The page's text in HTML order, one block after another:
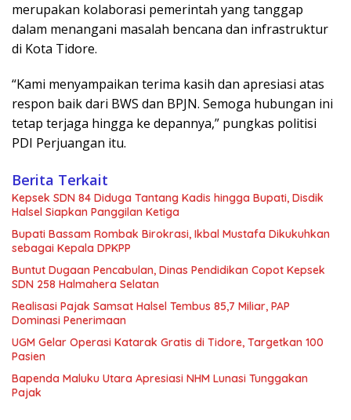
merupakan kolaborasi pemerintah yang tanggap
dalam menangani masalah bencana dan infrastruktur
di Kota Tidore.
“Kami menyampaikan terima kasih dan apresiasi atas
respon baik dari BWS dan BPJN. Semoga hubungan ini
tetap terjaga hingga ke depannya,” pungkas politisi
PDI Perjuangan itu.
Berita Terkait
Kepsek SDN 84 Diduga Tantang Kadis hingga Bupati, Disdik
Halsel Siapkan Panggilan Ketiga
Bupati Bassam Rombak Birokrasi, Ikbal Mustafa Dikukuhkan
sebagai Kepala DPKPP
Buntut Dugaan Pencabulan, Dinas Pendidikan Copot Kepsek
SDN 258 Halmahera Selatan
Realisasi Pajak Samsat Halsel Tembus 85,7 Miliar, PAP
Dominasi Penerimaan
UGM Gelar Operasi Katarak Gratis di Tidore, Targetkan 100
Pasien
Bapenda Maluku Utara Apresiasi NHM Lunasi Tunggakan
Pajak